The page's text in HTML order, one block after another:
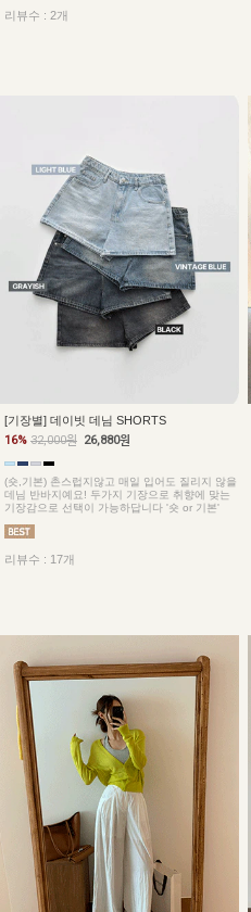
리뷰수 : 2개
[기장별] 데이빗 데님 SHORTS
16% 32,000원 26,880원
(숏,기본) 촌스럽지않고 매일 입어도 질리지 않을
데님 반바지예요! 두가지 기장으로 취향에 맞는
기장감으로 선택이 가능하답니다 '숏 or 기본'
리뷰수 : 17개